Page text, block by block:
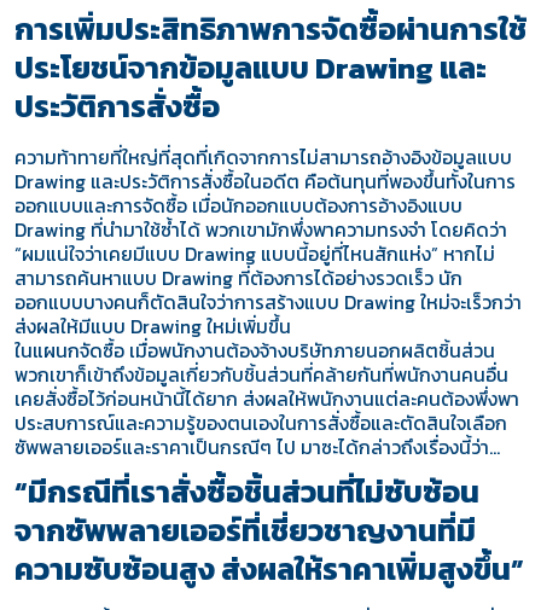
การเพิ่มประสิทธิภาพการจัดซื้อผ่านการใช้
ประโยชน์จากข้อมูลแบบ Drawing และ
ประวัติการสั่งซื้อ
ความท้าทายที่ใหญ่ที่สุดที่เกิดจากการไม่สามารถอ้างอิงข้อมูลแบบ
Drawing และประวัติการสั่งซื้อในอดีต คือต้นทุนที่พองขึ้นทั้งในการ
ออกแบบและการจัดซื้อ เมื่อนักออกแบบต้องการอ้างอิงแบบ
Drawing ที่นำมาใช้ซ้ำได้ พวกเขามักพึ่งพาความทรงจำ โดยคิดว่า
“ผมแน่ใจว่าเคยมีแบบ Drawing แบบนี้อยู่ที่ไหนสักแห่ง” หากไม่
สามารถค้นหาแบบ Drawing ที่ต้องการได้อย่างรวดเร็ว นัก
ออกแบบบางคนก็ตัดสินใจว่าการสร้างแบบ Drawing ใหม่จะเร็วกว่า
ส่งผลให้มีแบบ Drawing ใหม่เพิ่มขึ้น
ในแผนกจัดซื้อ เมื่อพนักงานต้องจ้างบริษัทภายนอกผลิตชิ้นส่วน
พวกเขาก็เข้าถึงข้อมูลเกี่ยวกับชิ้นส่วนที่คล้ายกันที่พนักงานคนอื่น
เคยสั่งซื้อไว้ก่อนหน้านี้ได้ยาก ส่งผลให้พนักงานแต่ละคนต้องพึ่งพา
ประสบการณ์และความรู้ของตนเองในการสั่งซื้อและตัดสินใจเลือก
ซัพพลายเออร์และราคาเป็นกรณีๆ ไป มาซะได้กล่าวถึงเรื่องนี้ว่า…
“มีกรณีที่เราสั่งซื้อชิ้นส่วนที่ไม่ซับซ้อน
จากซัพพลายเออร์ที่เชี่ยวชาญงานที่มี
ความซับซ้อนสูง ส่งผลให้ราคาเพิ่มสูงขึ้น”